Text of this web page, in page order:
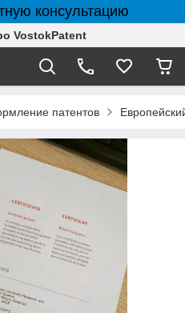
консультацию
VostokPatent
патентов